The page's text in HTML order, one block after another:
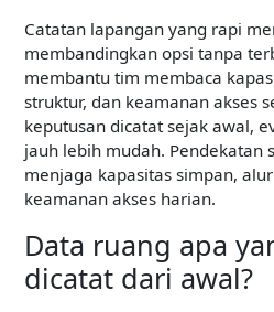
Catatan lapangan yang rapi
membandingkan opsi tanpa
membantu tim membaca
struktur, dan keamanan akses
keputusan dicatat sejak awal,
jauh lebih mudah. Pendekatan
menjaga kapasitas simpan,
keamanan akses harian.
Data ruang apa
dicatat dari awal?